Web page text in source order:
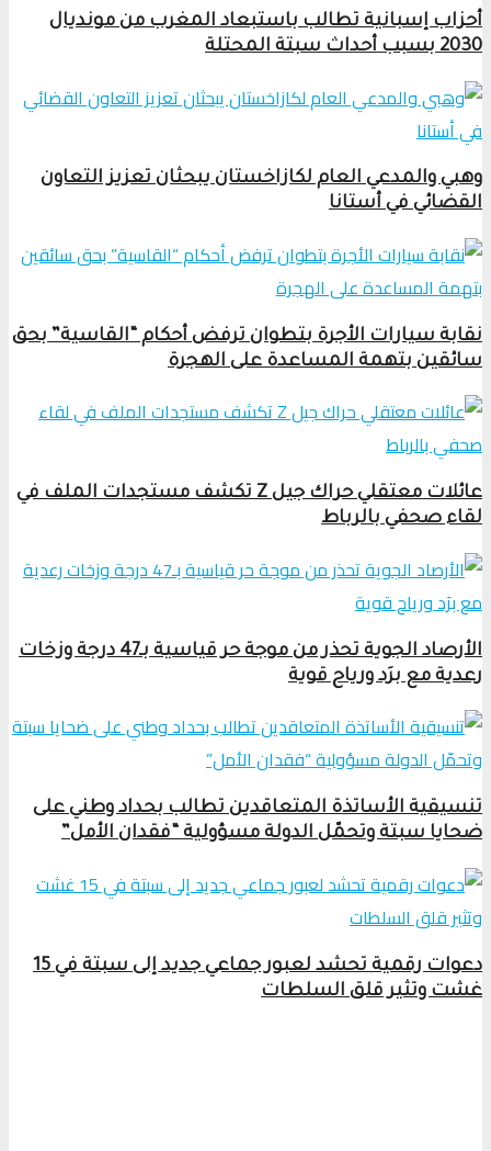
أحزاب إسبانية تطالب باستبعاد المغرب من مونديال
2030 بسبب أحداث سبتة المحتلة
وهبي والمدعي العام لكازاخستان يبحثان تعزيز التعاون
القضائي في أستانا
نقابة سيارات الأجرة بتطوان ترفض أحكام “القاسية” بحق
سائقين بتهمة المساعدة على الهجرة
عائلات معتقلي حراك جيل Z تكشف مستجدات الملف في
لقاء صحفي بالرباط
الأرصاد الجوية تحذر من موجة حر قياسية بـ47 درجة وزخات
رعدية مع برَد ورياح قوية
تنسيقية الأساتذة المتعاقدين تطالب بحداد وطني على
ضحايا سبتة وتحمّل الدولة مسؤولية “فقدان الأمل”
دعوات رقمية تحشد لعبور جماعي جديد إلى سبتة في 15
غشت وتثير قلق السلطات